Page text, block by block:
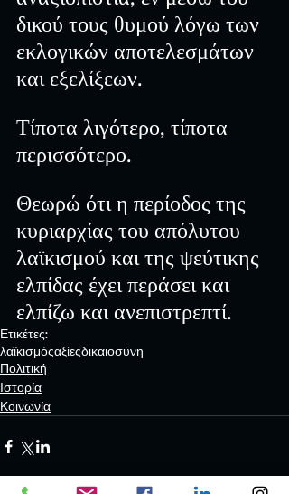
δικού τους θυμού λόγω των
εκλογικών αποτελεσμάτων
και εξελίξεων.
Τίποτα λιγότερο, τίποτα
περισσότερο.
Θεωρώ ότι η περίοδος της
κυριαρχίας του απόλυτου
λαϊκισμού και της ψεύτικης
ελπίδας έχει περάσει και
ελπίζω και ανεπιστρεπτί.
Ετικέτες:
λαϊκισμόςαξίεςδικαιοσύνη
Πολιτική
Ιστορία
Κοινωνία